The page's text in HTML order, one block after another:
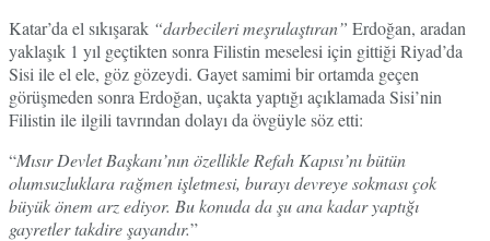
Katar’da el sıkışarak “darbecileri meşrulaştıran” Erdoğan, aradan
yaklaşık 1 yıl geçtikten sonra Filistin meselesi için gittiği Riyad’da
Sisi ile el ele, göz gözeydi. Gayet samimi bir ortamda geçen
görüşmeden sonra Erdoğan, uçakta yaptığı açıklamada Sisi’nin
Filistin ile ilgili tavrından dolayı da övgüyle söz etti:
“Mısır Devlet Başkanı’nın özellikle Refah Kapısı’nı bütün
olumsuzluklara rağmen işletmesi, burayı devreye sokması çok
büyük önem arz ediyor. Bu konuda da şu ana kadar yaptığı
gayretler takdire şayandır.”